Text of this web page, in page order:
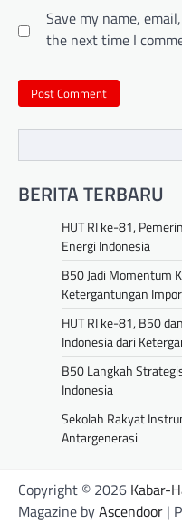
Save my name,
the next time I
BERITA TERBARU
HUT RI ke-81,
Energi Indonesia
B50 Jadi Momentum
Ketergantungan
HUT RI ke-81, B50
Indonesia dari
B50 Langkah
Indonesia
Sekolah Rakyat
Antargenerasi
Copyright © 2026 Kabar-
Magazine byAscendoor |